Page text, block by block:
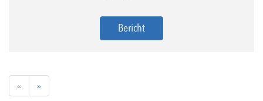
Bericht
« »